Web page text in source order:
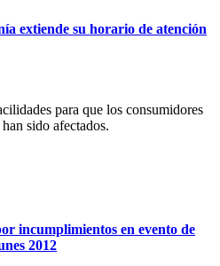
extiende su horario de atención
para que los consumidores
sido afectados.
incumplimientos en evento de
2012